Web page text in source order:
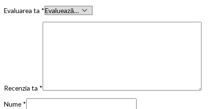
Evaluarea ta *
Recenzia ta *
Nume *